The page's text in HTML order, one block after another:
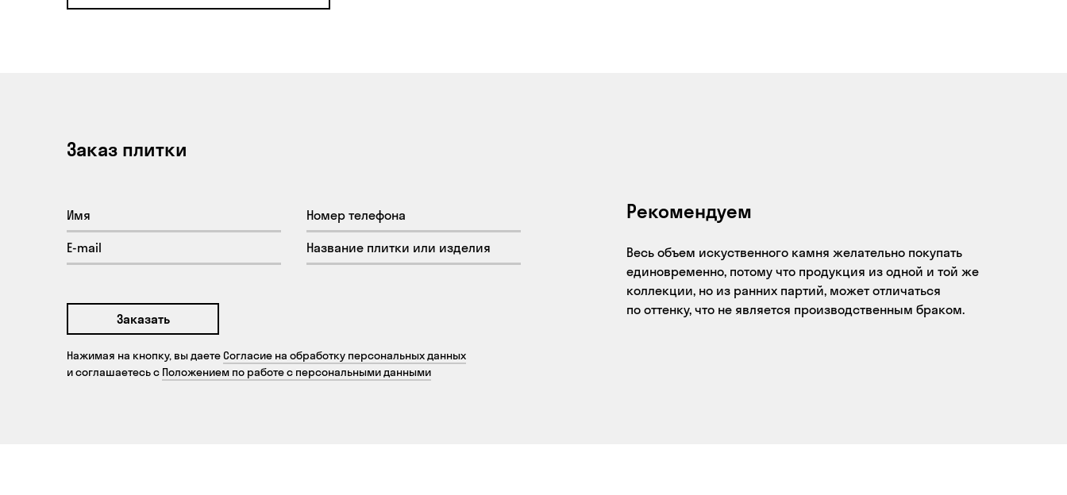
Заказ плитки
Заказать
Нажимая на кнопку, вы даетеСогласие на обработку персональных данных
и соглашаетесь с Положением по работе с персональными данными
Рекомендуем
Весь объем искуственного камня желательно покупать
единовременно, потому что продукция из одной и той же
коллекции, но из ранних партий, может отличаться
по оттенку, что не является производственным браком.